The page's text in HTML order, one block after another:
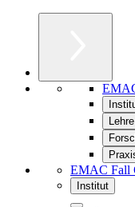
Lehre
EMAC Fall
Institut